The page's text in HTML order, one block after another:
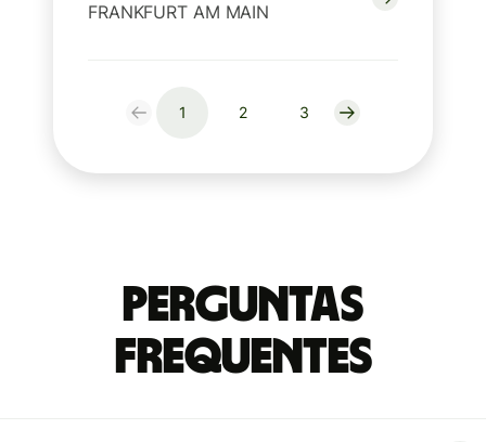
FRANKFURT AM MAIN
1 2 3
Perguntas
frequentes